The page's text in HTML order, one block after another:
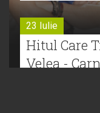
23 Iulie
Hitul Care
Velea -